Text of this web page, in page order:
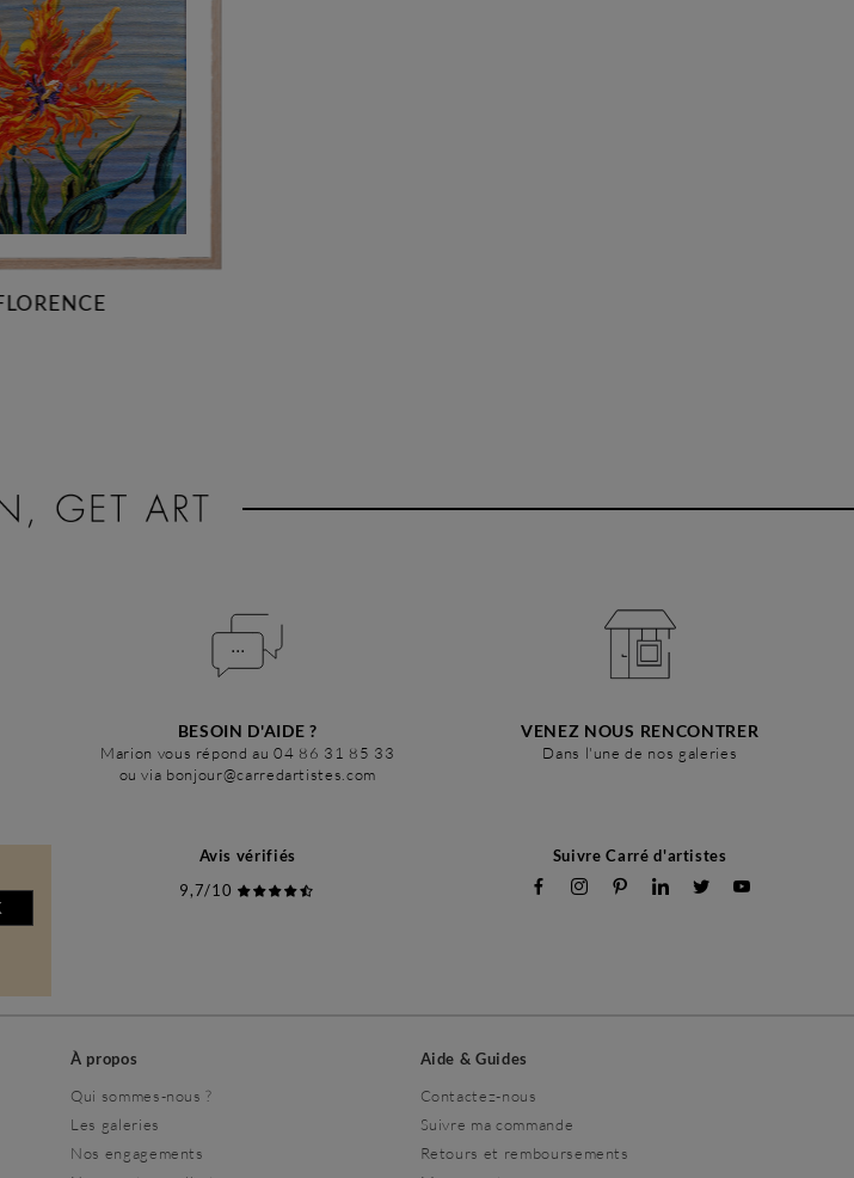
BESOIN D'AIDE ?
Marion vous répond au 04 86 31 85 33
ou via bonjour@carredartistes.com
VENEZ NOUS RENCONTRER
Dans l'une de nos galeries
Avis vérifiés
9,7/10
Suivre Carré d'artistes
À propos
Qui sommes-nous ?
Les galeries
Nos engagements
Aide & Guides
Contactez-nous
Suivre ma commande
Retours et remboursements